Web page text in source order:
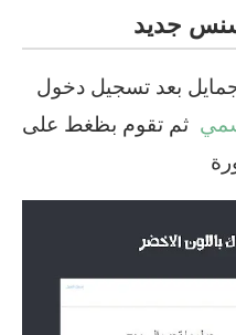
جديد
بعد تسجيل دخول
ثم تقوم بظغط على